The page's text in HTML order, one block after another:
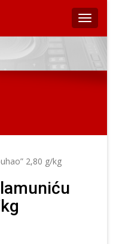
2,80 g/kg